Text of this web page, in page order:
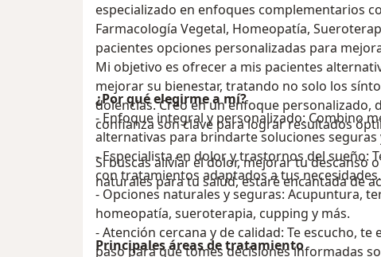
especializado en enfoques complementarios
Farmacología Vegetal, Homeopatía,
pacientes opciones personalizadas para
Mi objetivo es ofrecer a mis pacientes
mejorar su bienestar, tratando no solo los
dolencias. Creo en un enfoque personalizado,
confianza son clave para lograr resultados
Si buscas aliviar el dolor, mejorar tu descanso
naturales para tu salud, estaré encantada de
¿Por qué elegirme a mí?
- Enfoque integral y personalizado: Combino
alternativas para brindarte soluciones seguras
- Especialista en dolor y trastornos del sueño:
con tratamientos adaptados a tus necesidades.
- Opciones naturales y seguras: Acupuntura,
homeopatía, sueroterapia, cupping y más.
- Atención cercana y de calidad: Te escucho, te
paso para que tomes decisiones informadas
Principales áreas de tratamiento